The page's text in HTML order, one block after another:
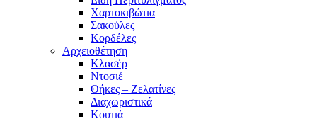
Χαρτοκιβώτια
Σακούλες
Κορδέλες
Αρχειοθέτηση
Κλασέρ
Ντοσιέ
Θήκες – Ζελατίνες
Διαχωριστικά
Κουτιά